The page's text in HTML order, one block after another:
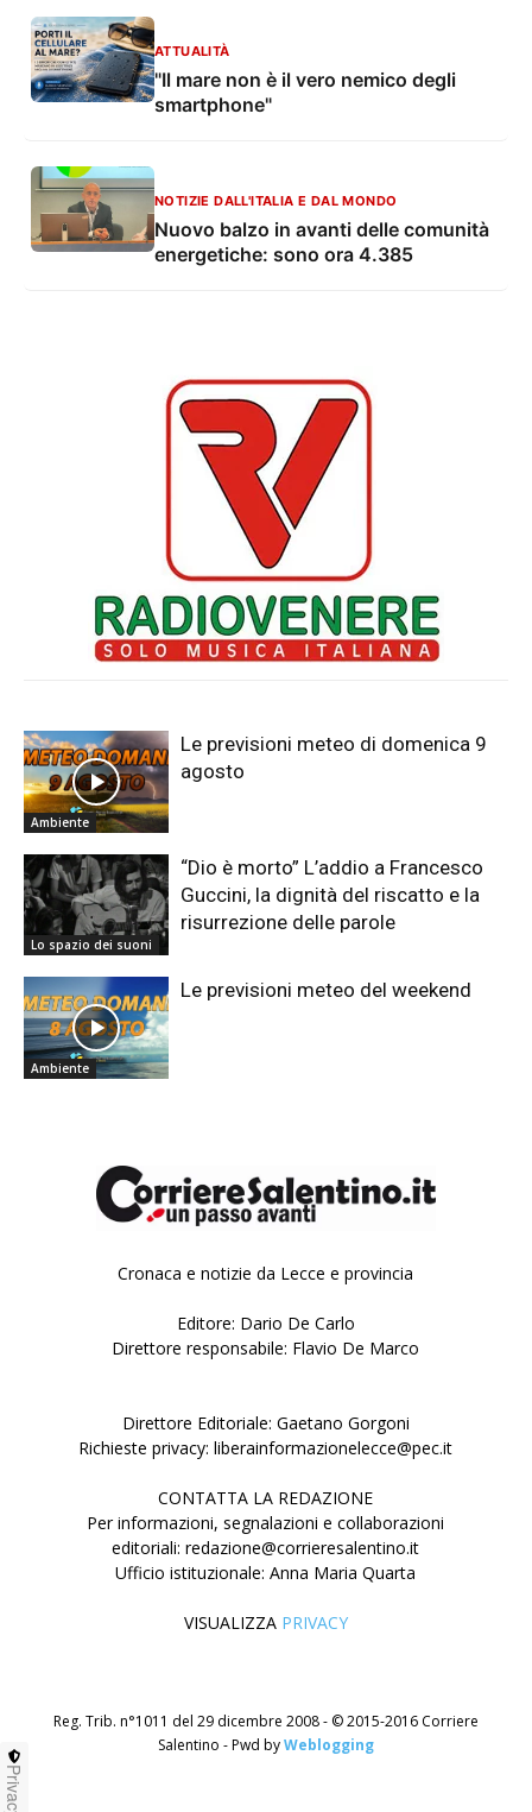
ATTUALITÀ
"Il mare non è il vero nemico degli
smartphone"
NOTIZIE DALL'ITALIA E DAL MONDO
Nuovo balzo in avanti delle comunità
energetiche: sono ora 4.385
Ambiente
Le previsioni meteo di domenica 9
agosto
Lo spazio dei suoni
“Dio è morto” L’addio a Francesco
Guccini, la dignità del riscatto e la
risurrezione delle parole
Ambiente
Le previsioni meteo del weekend
Cronaca e notizie da Lecce e provincia
Editore: Dario De Carlo
Direttore responsabile: Flavio De Marco
Direttore Editoriale: Gaetano Gorgoni
Richieste privacy: liberainformazionelecce@pec.it
CONTATTA LA REDAZIONE
Per informazioni, segnalazioni e collaborazioni
editoriali: redazione@corrieresalentino.it
Ufficio istituzionale: Anna Maria Quarta
VISUALIZZA PRIVACY
Reg. Trib. n°1011 del 29 dicembre 2008 - © 2015-2016 Corriere
Salentino - Pwd byWeblogging
Privacy